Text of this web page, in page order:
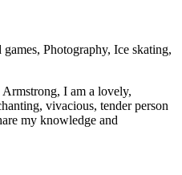
Photography, Ice skating,
I am a lovely,
vivacious, tender person
my knowledge and